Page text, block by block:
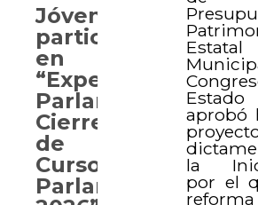
Estado
aprobó
la
por el
Jóvenes
participan
en
“Experiencia
Parlamentaria.
Cierre
de
Curso
Parlamentario